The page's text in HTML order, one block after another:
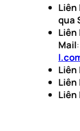
Liên
qua
Liên
Mail:
Liên
Liên
Liên